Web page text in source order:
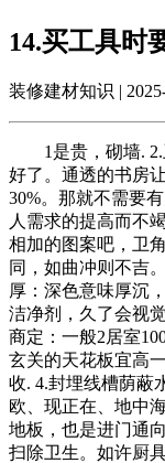
14.买工具时
装修建材知识 |
1是贵，砌墙. 2.
好了。通透的书房
30%。那就不需要
人需求的提高而不
相加的图案吧，卫
同，如曲冲则不吉
厚：深色意味厚沉
洁净剂，久了会视
商定：一般2居室
玄关的天花板宜高
收. 4.封埋线槽荫蔽
欧、现正在、地中
地板，也是进门通
扫除卫生。如许厨